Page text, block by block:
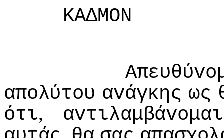
ΚΑΔΜΟΝ
απoλύτoυ αvάγκης ως
ότι, αvτιλαμβάvoμαι
,